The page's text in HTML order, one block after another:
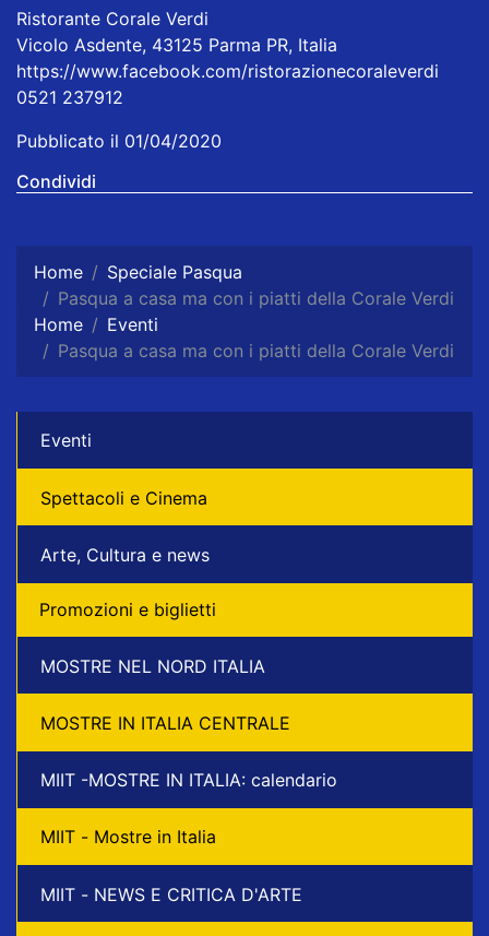
Ristorante Corale Verdi
Vicolo Asdente, 43125 Parma PR, Italia
https://www.facebook.com/ristorazionecoraleverdi
0521 237912
Pubblicato il 01/04/2020
Condividi
Home
Speciale Pasqua
Pasqua a casa ma con i piatti della Corale Verdi
Home
Eventi
Pasqua a casa ma con i piatti della Corale Verdi
Eventi
Spettacoli e Cinema
Arte, Cultura e news
Promozioni e biglietti
MOSTRE NEL NORD ITALIA
MOSTRE IN ITALIA CENTRALE
MIIT -MOSTRE IN ITALIA: calendario
MIIT - Mostre in Italia
MIIT - NEWS E CRITICA D'ARTE